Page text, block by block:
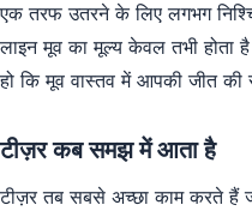
एक तरफ उतरने के लिए लगभग
लाइन मूव का मूल्य केवल तभी होता
हो कि मूव वास्तव में आपकी जीत की
टीज़र कब समझ में आता है
टीज़र तब सबसे अच्छा काम करते हैं